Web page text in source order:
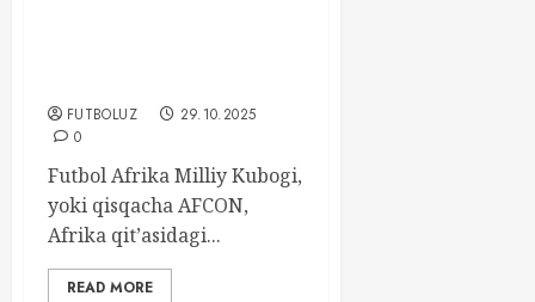
FUTBOLUZ
29.10.2025
0
Futbol Afrika Milliy Kubogi,
yoki qisqacha AFCON,
Afrika qit’asidagi...
READ MORE